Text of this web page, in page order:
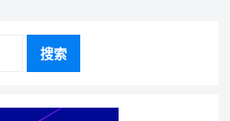
搜索